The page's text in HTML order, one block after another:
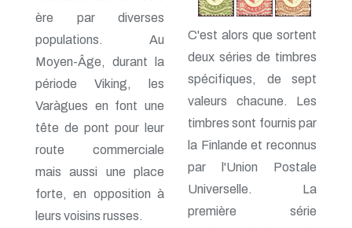
ère par diverses
populations. Au
Moyen-Âge, durant la
période Viking, les
Varàgues en font une
tête de pont pour leur
route commerciale
mais aussi une place
forte, en opposition à
leurs voisins russes.
C'est alors que sortent
deux séries de timbres
spécifiques, de sept
valeurs chacune. Les
timbres sont fournis par
la Finlande et reconnus
par l'Union Postale
Universelle. La
première série